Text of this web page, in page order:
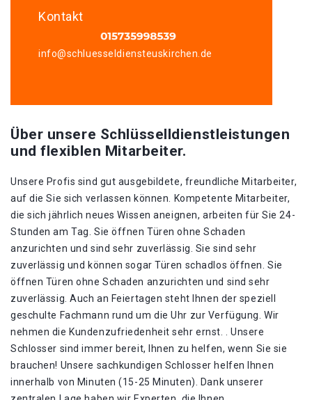
Kontakt
info@schluesseldiensteuskirchen.de
Über unsere Schlüsselldienstleistungen
und flexiblen Mitarbeiter.
Unsere Profis sind gut ausgebildete, freundliche Mitarbeiter,
auf die Sie sich verlassen können. Kompetente Mitarbeiter,
die sich jährlich neues Wissen aneignen, arbeiten für Sie 24-
Stunden am Tag. Sie öffnen Türen ohne Schaden
anzurichten und sind sehr zuverlässig. Sie sind sehr
zuverlässig und können sogar Türen schadlos öffnen. Sie
öffnen Türen ohne Schaden anzurichten und sind sehr
zuverlässig. Auch an Feiertagen steht Ihnen der speziell
geschulte Fachmann rund um die Uhr zur Verfügung. Wir
nehmen die Kundenzufriedenheit sehr ernst. . Unsere
Schlosser sind immer bereit, Ihnen zu helfen, wenn Sie sie
brauchen! Unsere sachkundigen Schlosser helfen Ihnen
innerhalb von Minuten (15-25 Minuten). Dank unserer